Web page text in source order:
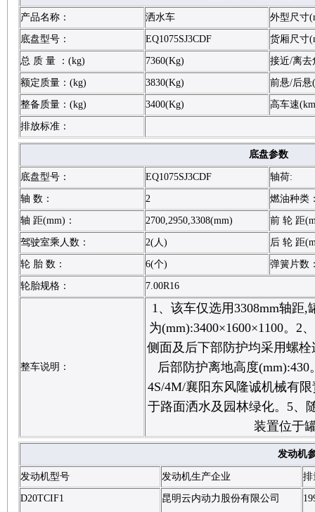
产品名称： 洒水车 外型尺寸
底盘型号： EQ1075SJ3CDF 货厢尺寸
总 质 量 ：(kg) 7360(Kg) 接近/离去
额定质量：(kg) 3830(Kg) 前悬/后悬
整备质量：(kg) 3400(Kg) 高车速
排放标准：
底盘参数
底盘型号： EQ1075SJ3CDF 轴荷:
轴 数： 2 燃油种类
轴 距(mm)： 2700,2950,3308(mm) 前 轮 距
驾驶室乘人数： 2(人) 后 轮 距
轮 胎 数： 6(个) 弹簧片数
轮胎规格： 7.00R16
整车说明：
1、该车仅选用3308mm轴距
为(mm):3400×1600×1100。2
侧面及后下部防护均采用螺
后部防护离地高度
4S/4M/襄阳东风隆诚机械有
于路面洒水及园林绿化。5、
装置位于
发动机
发动机型号 发动机生产企业 排
D20TCIF1
昆明云内动力股份有限公司